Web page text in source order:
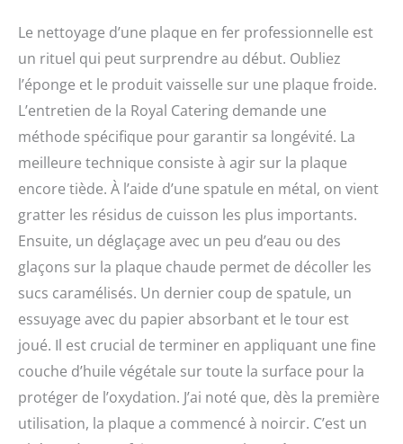
Le nettoyage d’une plaque en fer professionnelle est
un rituel qui peut surprendre au début. Oubliez
l’éponge et le produit vaisselle sur une plaque froide.
L’entretien de la Royal Catering demande une
méthode spécifique pour garantir sa longévité. La
meilleure technique consiste à agir sur la plaque
encore tiède. À l’aide d’une spatule en métal, on vient
gratter les résidus de cuisson les plus importants.
Ensuite, un déglaçage avec un peu d’eau ou des
glaçons sur la plaque chaude permet de décoller les
sucs caramélisés. Un dernier coup de spatule, un
essuyage avec du papier absorbant et le tour est
joué. Il est crucial de terminer en appliquant une fine
couche d’huile végétale sur toute la surface pour la
protéger de l’oxydation. J’ai noté que, dès la première
utilisation, la plaque a commencé à noircir. C’est un